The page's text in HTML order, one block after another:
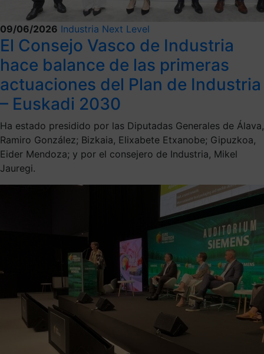
09/06/2026 Industria Next Level
El Consejo Vasco de Industria
hace balance de las primeras
actuaciones del Plan de Industria
– Euskadi 2030
Ha estado presidido por las Diputadas Generales de Álava,
Ramiro González; Bizkaia, Elixabete Etxanobe; Gipuzkoa,
Eider Mendoza; y por el consejero de Industria, Mikel
Jauregi.